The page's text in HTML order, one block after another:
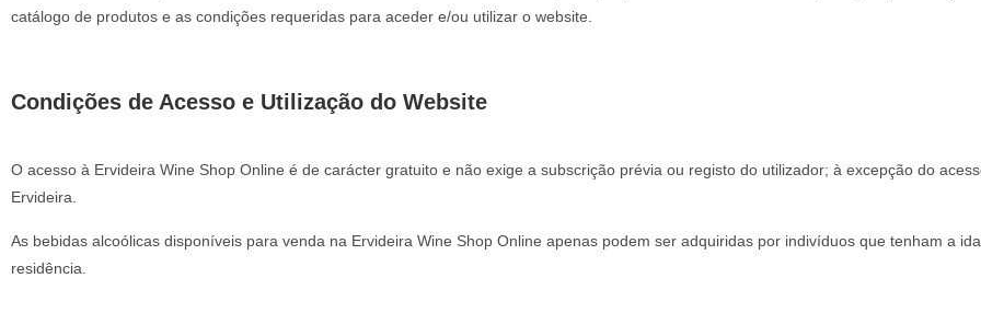
catálogo de produtos e as condições requeridas para aceder e/ou utilizar o website.
Condições de Acesso e Utilização do Website
O acesso à Ervideira Wine Shop Online é de carácter gratuito e não exige a subscrição prévia ou registo do utilizador; à excepção do
Ervideira.
As bebidas alcoólicas disponíveis para venda na Ervideira Wine Shop Online apenas podem ser adquiridas por indivíduos que tenham a
residência.